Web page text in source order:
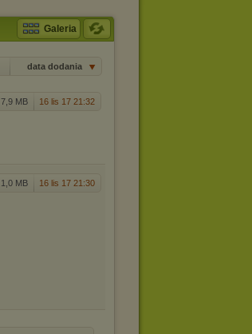
Galeria
data dodania
7,9 MB 16 lis 17 21:32
1,0 MB 16 lis 17 21:30